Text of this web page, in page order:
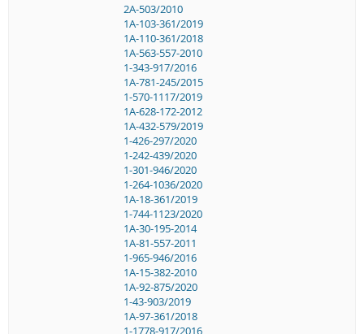
2A-503/2010
1A-103-361/2019
1A-110-361/2018
1A-563-557-2010
1-343-917/2016
1A-781-245/2015
1-570-1117/2019
1A-628-172-2012
1A-432-579/2019
1-426-297/2020
1-242-439/2020
1-301-946/2020
1-264-1036/2020
1A-18-361/2019
1-744-1123/2020
1A-30-195-2014
1A-81-557-2011
1-965-946/2016
1A-15-382-2010
1A-92-875/2020
1-43-903/2019
1A-97-361/2018
1-1778-917/2016